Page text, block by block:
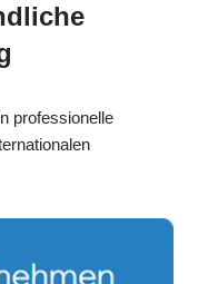
professionelle